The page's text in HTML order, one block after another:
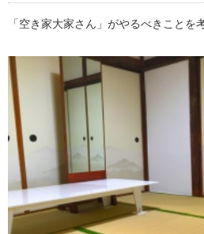
「空き家大家さん」がやるべきことを